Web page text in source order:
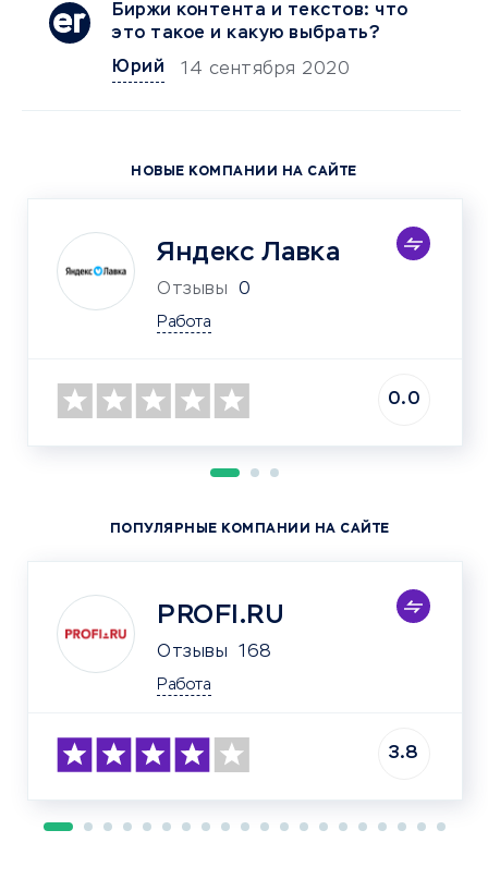
Биржи контента и текстов: что
это такое и какую выбрать?
Юрий
14 сентября 2020
НОВЫЕ КОМПАНИИ НА САЙТЕ
Яндекс Лавка
Отзывы 0
Работа
0.0
ПОПУЛЯРНЫЕ КОМПАНИИ НА САЙТЕ
PROFI.RU
Отзывы 168
Работа
3.8